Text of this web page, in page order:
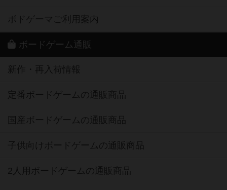
ボドゲーマご利用案内
ボードゲーム通販
新作・再入荷情報
定番ボードゲームの通販商品
国産ボードゲームの通販商品
子供向けボードゲームの通販商品
2人用ボードゲームの通販商品